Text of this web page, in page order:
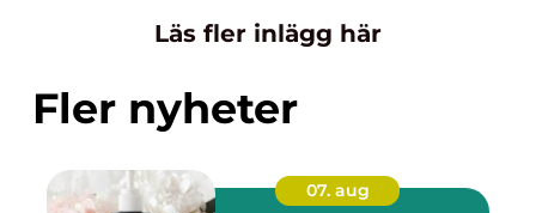
Läs fler inlägg här
Fler nyheter
07. aug